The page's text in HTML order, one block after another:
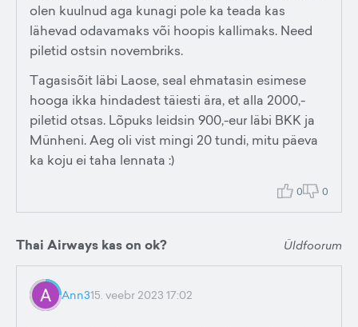
olen kuulnud aga kunagi pole ka teada kas
lähevad odavamaks või hoopis kallimaks. Need
piletid ostsin novembriks.
Tagasisõit läbi Laose, seal ehmatasin esimese
hooga ikka hindadest täiesti ära, et alla 2000,-
piletid otsas. Lõpuks leidsin 900,-eur läbi BKK ja
Münheni. Aeg oli vist mingi 20 tundi, mitu päeva
ka koju ei taha lennata :)
0 0
Thai Airways kas on ok? Üldfoorum
Ann315. veebr 2023 17:02